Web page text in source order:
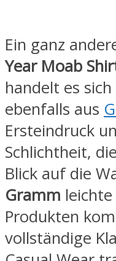
Ein ganz
Year Moab
handelt es
ebenfalls aus
Ersteindruck
Schlichtheit,
Blick auf die
Gramm
Produkten
vollständige